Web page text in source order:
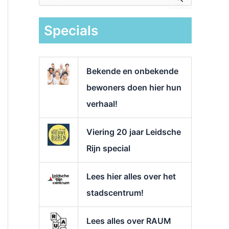
k
Specials
Bekende en onbekende
bewoners doen hier hun
verhaal!
Viering 20 jaar Leidsche
Rijn special
Lees hier alles over het
stadscentrum!
Lees alles over RAUM